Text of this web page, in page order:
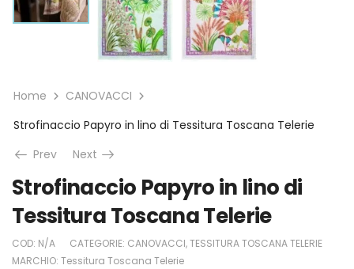
Home
CANOVACCI
Strofinaccio Papyro in lino di Tessitura Toscana Telerie
Prev
Next
Strofinaccio Papyro in lino di
Tessitura Toscana Telerie
COD: N/A CATEGORIE: CANOVACCI,TESSITURA TOSCANA TELERIE
MARCHIO: Tessitura Toscana Telerie